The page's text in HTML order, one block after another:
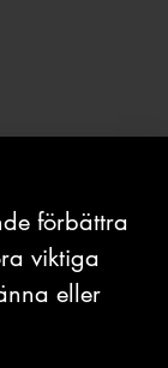
förbättra
viktiga
eller